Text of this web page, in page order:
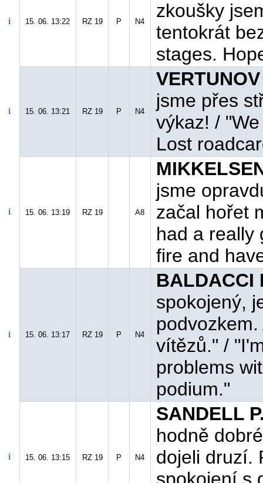
15. 06. 13:22 RZ 19 P N4
zkoušky
tentokrát
stages.
15. 06. 13:21 RZ 19 P N4
jsme přes
výkaz! /
Lost
15. 06. 13:19 RZ 19 A8
jsme
začal hořet
had a really
fire and
15. 06. 13:17 RZ 19 P N4
BALDACCI
spokojený,
vítězů." /
problems
podium."
15. 06. 13:15 RZ 19 P N4
SANDELL
hodně
dojeli druzí.